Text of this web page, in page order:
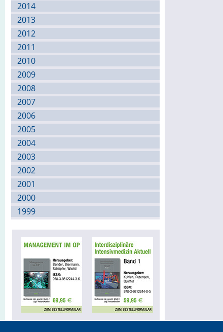
2014
2013
2012
2011
2010
2009
2008
2007
2006
2005
2004
2003
2002
2001
2000
1999